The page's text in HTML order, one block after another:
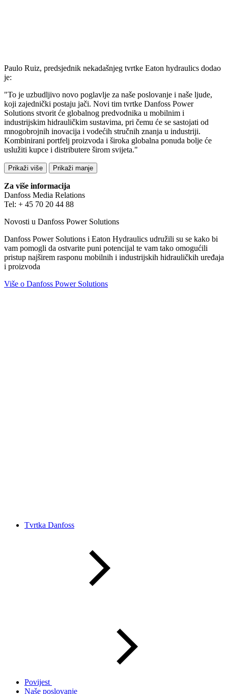
Paulo Ruiz, predsjednik nekadašnjeg tvrtke Eaton hydraulics dodao
je:
"To je uzbudljivo novo poglavlje za naše poslovanje i naše ljude,
koji zajednički postaju jači. Novi tim tvrtke Danfoss Power
Solutions stvorit će globalnog predvodnika u mobilnim i
industrijskim hidrauličkim sustavima, pri čemu će se sastojati od
mnogobrojnih inovacija i vodećih stručnih znanja u industriji.
Kombinirani portfelj proizvoda i široka globalna ponuda bolje će
uslužiti kupce i distributere širom svijeta."
Prikaži više Prikaži manje
Za više informacija
Danfoss Media Relations
Tel: + 45 70 20 44 88
Novosti u Danfoss Power Solutions
Danfoss Power Solutions i Eaton Hydraulics udružili su se kako bi
vam pomogli da ostvarite puni potencijal te vam tako omogućili
pristup najširem rasponu mobilnih i industrijskih hidrauličkih uređaja
i proizvoda
Više o Danfoss Power Solutions
Tvrtka Danfoss
Povijest
Naše poslovanje